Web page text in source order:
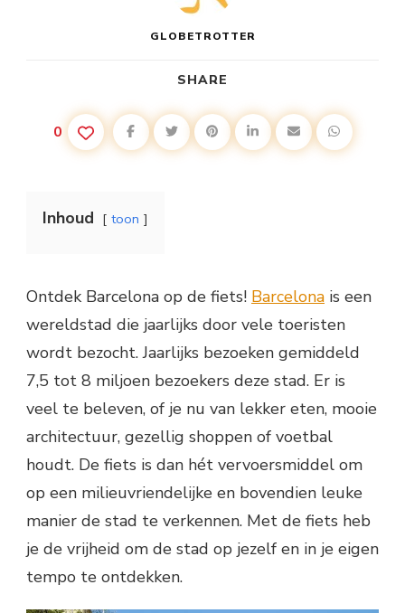
GLOBETROTTER
SHARE
0
Inhoud toon
Ontdek Barcelona op de fiets! Barcelona is een
wereldstad die jaarlijks door vele toeristen
wordt bezocht. Jaarlijks bezoeken gemiddeld
7,5 tot 8 miljoen bezoekers deze stad. Er is
veel te beleven, of je nu van lekker eten, mooie
architectuur, gezellig shoppen of voetbal
houdt. De fiets is dan hét vervoersmiddel om
op een milieuvriendelijke en bovendien leuke
manier de stad te verkennen. Met de fiets heb
je de vrijheid om de stad op jezelf en in je eigen
tempo te ontdekken.